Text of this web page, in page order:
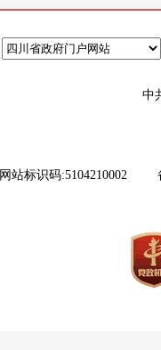
中
网站标识码:5104210002